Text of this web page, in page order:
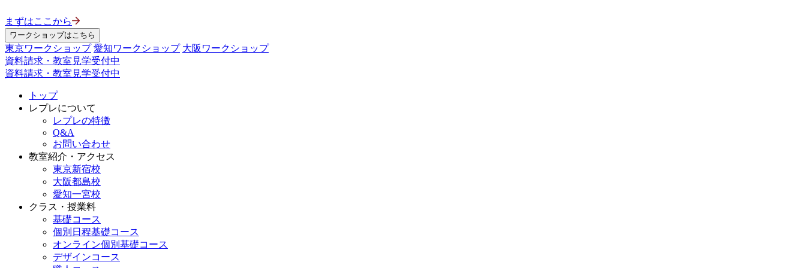
まずはここから
ワークショップはこちら
東京ワークショップ 愛知ワークショップ 大阪ワークショップ
資料請求・教室見学受付中
資料請求・教室見学受付中
トップ
レプレについて
レプレの特徴
Q&A
お問い合わせ
教室紹介・アクセス
東京新宿校
大阪都島校
愛知一宮校
クラス・授業料
基礎コース
個別日程基礎コース
オンライン個別基礎コース
デザインコース